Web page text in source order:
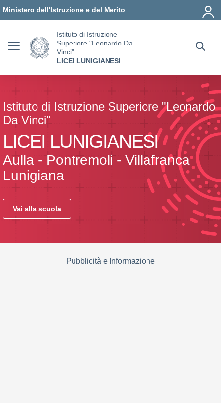
Ministero dell'Istruzione e del Merito
Istituto di Istruzione
Superiore "Leonardo Da
Vinci"
LICEI LUNIGIANESI
Istituto di Istruzione Superiore "Leonardo
Da Vinci"
LICEI LUNIGIANESI
Aulla - Pontremoli - Villafranca
Lunigiana
Vai alla scuola
Pubblicità e Informazione